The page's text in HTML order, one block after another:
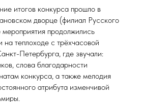
итогов конкурса прошло в
дворце (филиал Русского
продолжились
на теплоходе с трёхчасовой
Петербурга, где звучали:
слова благодарности
конкурса, а также мелодия
атрибута изменчивой